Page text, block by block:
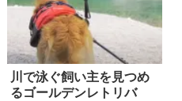
川で泳ぐ飼い主を見つめ
るゴールデンレトリバ